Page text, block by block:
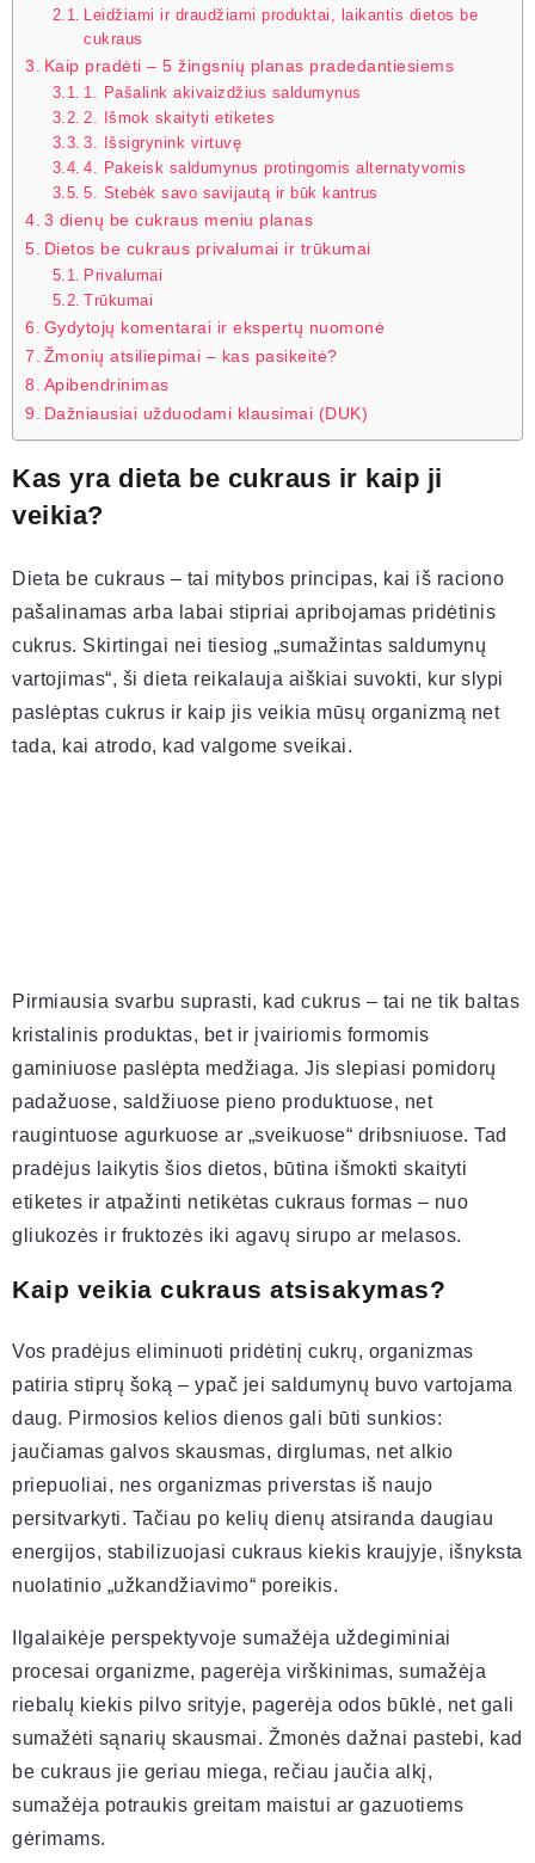
Leidžiami ir draudžiami produktai, laikantis dietos be
cukraus
Kaip pradėti – 5 žingsnių planas pradedantiesiems
1. Pašalink akivaizdžius saldumynus
2. Išmok skaityti etiketes
3. Išsigrynink virtuvę
4. Pakeisk saldumynus protingomis alternatyvomis
5. Stebėk savo savijautą ir būk kantrus
3 dienų be cukraus meniu planas
Dietos be cukraus privalumai ir trūkumai
Privalumai
Trūkumai
Gydytojų komentarai ir ekspertų nuomonė
Žmonių atsiliepimai – kas pasikeitė?
Apibendrinimas
Dažniausiai užduodami klausimai (DUK)
Kas yra dieta be cukraus ir kaip ji
veikia?
Dieta be cukraus – tai mitybos principas, kai iš raciono
pašalinamas arba labai stipriai apribojamas pridėtinis
cukrus. Skirtingai nei tiesiog „sumažintas saldumynų
vartojimas“, ši dieta reikalauja aiškiai suvokti, kur slypi
paslėptas cukrus ir kaip jis veikia mūsų organizmą net
tada, kai atrodo, kad valgome sveikai.
Pirmiausia svarbu suprasti, kad cukrus – tai ne tik baltas
kristalinis produktas, bet ir įvairiomis formomis
gaminiuose paslėpta medžiaga. Jis slepiasi pomidorų
padažuose, saldžiuose pieno produktuose, net
raugintuose agurkuose ar „sveikuose“ dribsniuose. Tad
pradėjus laikytis šios dietos, būtina išmokti skaityti
etiketes ir atpažinti netikėtas cukraus formas – nuo
gliukozės ir fruktozės iki agavų sirupo ar melasos.
Kaip veikia cukraus atsisakymas?
Vos pradėjus eliminuoti pridėtinį cukrų, organizmas
patiria stiprų šoką – ypač jei saldumynų buvo vartojama
daug. Pirmosios kelios dienos gali būti sunkios:
jaučiamas galvos skausmas, dirglumas, net alkio
priepuoliai, nes organizmas priverstas iš naujo
persitvarkyti. Tačiau po kelių dienų atsiranda daugiau
energijos, stabilizuojasi cukraus kiekis kraujyje, išnyksta
nuolatinio „užkandžiavimo“ poreikis.
Ilgalaikėje perspektyvoje sumažėja uždegiminiai
procesai organizme, pagerėja virškinimas, sumažėja
riebalų kiekis pilvo srityje, pagerėja odos būklė, net gali
sumažėti sąnarių skausmai. Žmonės dažnai pastebi, kad
be cukraus jie geriau miega, rečiau jaučia alkį,
sumažėja potraukis greitam maistui ar gazuotiems
gėrimams.